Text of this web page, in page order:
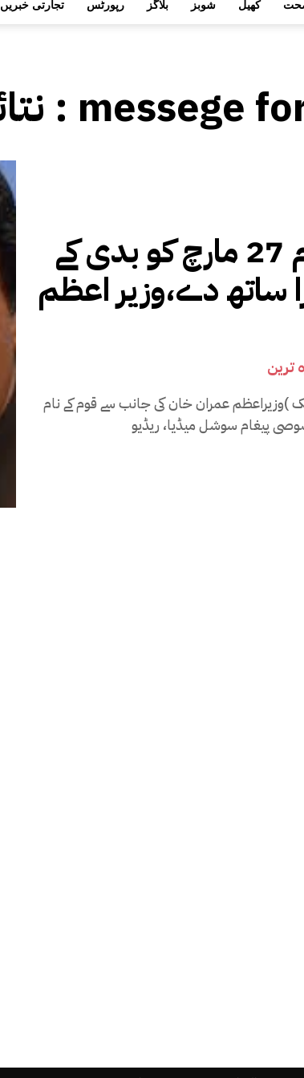
تجارتی خبریں رپورٹس بلاگز شوبز کھیل
نتائج العلامات : messege
ساری قوم 27 مارچ کو بدی کے
ساتھ دے،وزیر اعظم
ترین
)وزیراعظم عمران خان کی جانب سے قوم کے نام